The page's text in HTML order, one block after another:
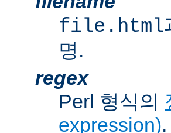
file.html
명.
regex
Perl 형식의
expression)